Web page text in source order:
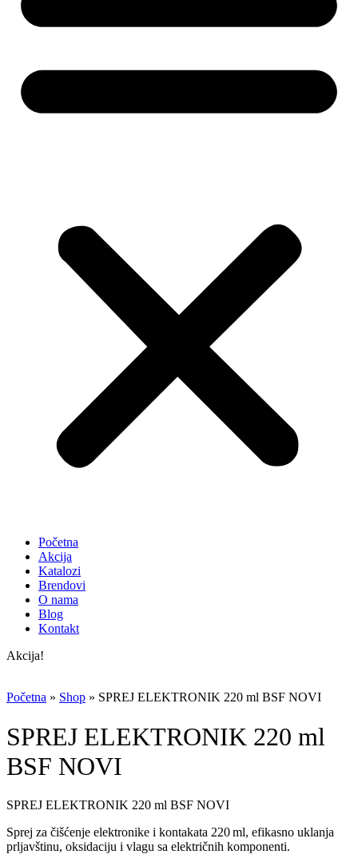
Početna
Akcija
Katalozi
Brendovi
O nama
Blog
Kontakt
Akcija!
Početna » Shop » SPREJ ELEKTRONIK 220 ml BSF NOVI
SPREJ ELEKTRONIK 220 ml
BSF NOVI
SPREJ ELEKTRONIK 220 ml BSF NOVI
Sprej za čišćenje elektronike i kontakata 220 ml, efikasno uklanja
prljavštinu, oksidaciju i vlagu sa električnih komponenti.